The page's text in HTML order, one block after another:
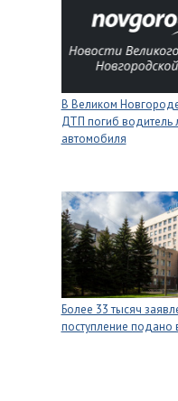
В Великом Новгороде
ДТП погиб водитель
автомобиля
Более 33 тысяч
поступление подано